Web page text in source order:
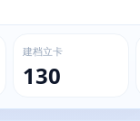
建档立卡
130